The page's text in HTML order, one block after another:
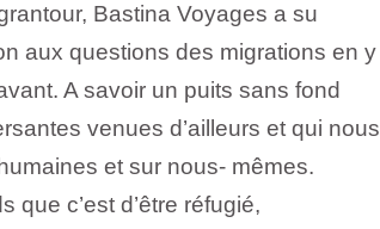
Bastina Voyages a su
aux questions des migrations en y
A savoir un puits sans fond
venues d’ailleurs et qui nous
et sur nous- mêmes.
que c’est d’être réfugié,